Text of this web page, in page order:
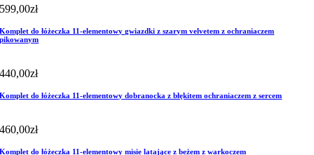
599,00zł
Komplet do łóżeczka 11-elementowy gwiazdki z szarym velvetem z ochraniaczem
pikowanym
440,00zł
Komplet do łóżeczka 11-elementowy dobranocka z błękitem ochraniaczem z sercem
460,00zł
Komplet do łóżeczka 11-elementowy misie latające z beżem z warkoczem